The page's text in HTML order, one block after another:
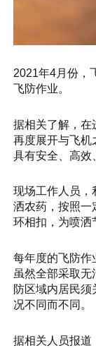
2021年4月份，
飞防作业。
据相关了解，在
再度展开与飞机
具有安全、高效
现场工作人员，
洒农药，按照一
环相扣，为喷洒
每年度的飞防作
虽然全部采取
防区域内居民
况不同而不同。
据相关人员报道